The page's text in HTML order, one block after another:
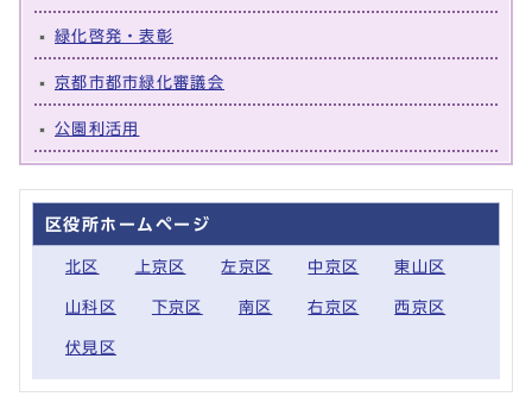
緑化啓発・表彰
京都市都市緑化審議会
公園利活用
区役所ホームページ
北区 上京区 左京区 中京区 東山区
山科区 下京区 南区 右京区 西京区
伏見区